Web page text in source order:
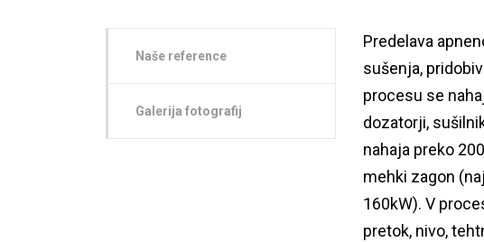
Predelava
sušenja,
procesu se
dozatorji,
nahaja preko
mehki zagon
160kW). V
pretok, nivo,
Naše reference
Galerija fotografij